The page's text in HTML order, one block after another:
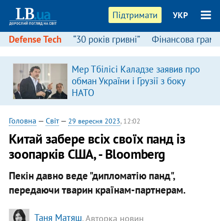
Підтримати УКР
Defense Tech “30 років гривні” Фінансова
Мер Тбілісі Каладзе заявив про
обман України і Грузії з боку
НАТО
Головна — Світ— 29 вересня 2023, 12:02
Китай забере всіх своїх панд із
зоопарків США, - Bloomberg
Пекін давно веде "дипломатію панд",
передаючи тварин країнам-партнерам.
Таня Матяш, Авторка новин